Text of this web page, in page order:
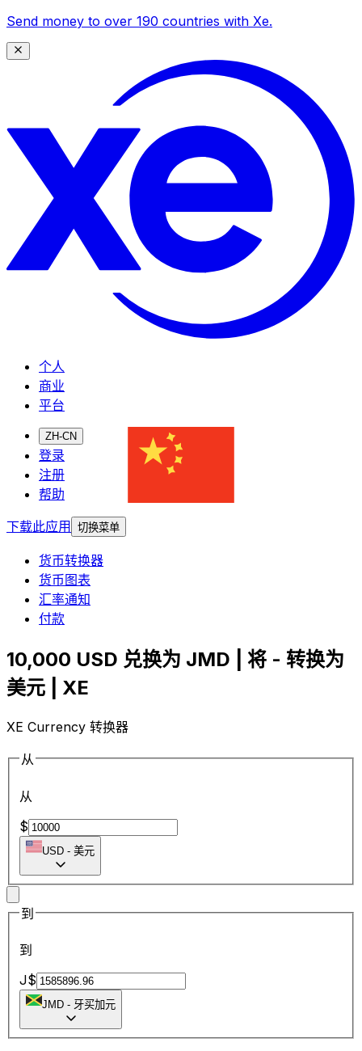
Send money to over 190 countries with Xe.
个人
商业
平台
ZH-CN
登录
注册
帮助
下载此应用
切换菜单
货币转换器
货币图表
汇率通知
付款
10,000 USD 兑换为 JMD | 将 - 转换为
美元 | XE
XE Currency 转换器
从
从
$
USD - 美元
到
到
J$
JMD - 牙买加元